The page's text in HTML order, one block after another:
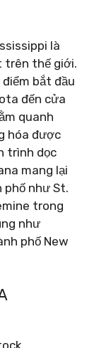
là
trên thế giới.
bắt đầu
đến cửa
quanh
hóa được
trình dọc
mang lại
như St.
trong
như
phố New